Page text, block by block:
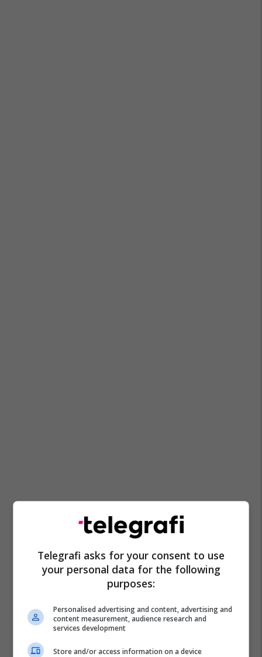
Ja Morant Aksionet Në Nba Joel Embiid
Nba
Telegrafi asks for your consent to use
your personal data for the following
purposes:
Personalised advertising and content, advertising and
content measurement, audience research and
services development
Store and/or access information on a device